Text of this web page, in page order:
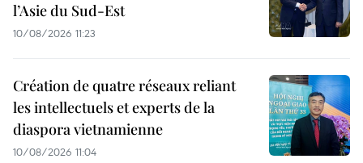
l’Asie du Sud-Est
10/08/2026 11:23
Création de quatre réseaux reliant
les intellectuels et experts de la
diaspora vietnamienne
10/08/2026 11:04